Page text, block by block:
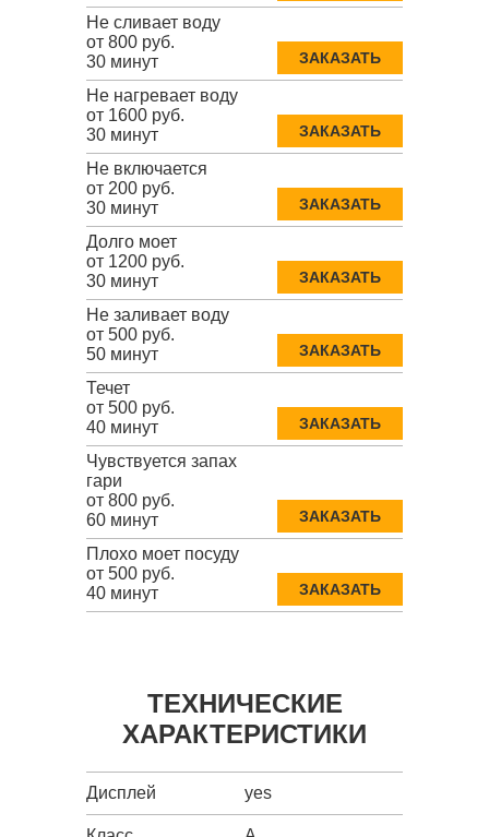
Не сливает воду
от 800 руб.
30 минут
ЗАКАЗАТЬ
Не нагревает воду
от 1600 руб.
30 минут
ЗАКАЗАТЬ
Не включается
от 200 руб.
30 минут
ЗАКАЗАТЬ
Долго моет
от 1200 руб.
30 минут
ЗАКАЗАТЬ
Не заливает воду
от 500 руб.
50 минут
ЗАКАЗАТЬ
Течет
от 500 руб.
40 минут
ЗАКАЗАТЬ
Чувствуется запах
гари
от 800 руб.
60 минут
ЗАКАЗАТЬ
Плохо моет посуду
от 500 руб.
40 минут
ЗАКАЗАТЬ
ТЕХНИЧЕСКИЕ
ХАРАКТЕРИСТИКИ
Дисплей yes